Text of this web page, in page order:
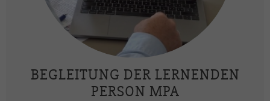
BEGLEITUNG DER LERNENDEN
PERSON MPA